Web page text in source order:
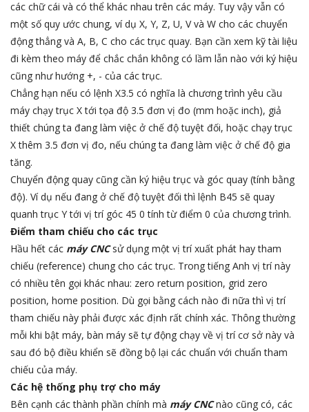
các chữ cái và có thể khác nhau trên các máy. Tuy vậy vẫn có
một số quy ước chung, ví dụ X, Y, Z, U, V và W cho các chuyển
động thẳng và A, B, C cho các trục quay. Bạn cần xem kỹ tài liệu
đi kèm theo máy để chắc chắn không có lầm lẫn nào với ký hiệu
cũng như hướng +, - của các trục.
Chẳng hạn nếu có lệnh X3.5 có nghĩa là chương trình yêu cầu
máy chạy trục X tới tọa độ 3.5 đơn vị đo (mm hoặc inch), giả
thiết chúng ta đang làm việc ở chế độ tuyệt đối, hoặc chạy trục
X thêm 3.5 đơn vị đo, nếu chúng ta đang làm việc ở chế độ gia
tăng.
Chuyển động quay cũng cần ký hiệu trục và góc quay (tính bằng
độ). Ví dụ nếu đang ở chế độ tuyệt đối thì lệnh B45 sẽ quay
quanh trục Y tới vị trí góc 45 0 tính từ điểm 0 của chương trình.
Điểm tham chiếu cho các trục
Hầu hết các máy CNCsử dụng một vị trí xuất phát hay tham
chiếu (reference) chung cho các trục. Trong tiếng Anh vị trí này
có nhiều tên gọi khác nhau: zero return position, grid zero
position, home position. Dù gọi bằng cách nào đi nữa thì vị trí
tham chiếu này phải được xác định rất chính xác. Thông thường
mỗi khi bật máy, bàn máy sẽ tự động chạy về vị trí cơ sở này và
sau đó bộ điều khiển sẽ đồng bộ lại các chuẩn với chuẩn tham
chiếu của máy.
Các hệ thống phụ trợ cho máy
Bên cạnh các thành phần chính mà máy CNCnào cũng có, các